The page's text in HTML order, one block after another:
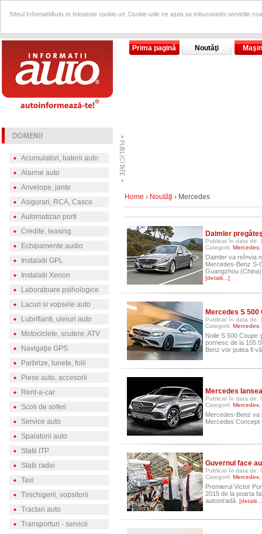
Siteul InformatiiAuto.ro foloseste cookie-uri. Cookie-urile ne ajuta sa imbunatatim serviciile
Prima pagină Noutăţi
Acumulatori, baterii auto
Alarme auto
Anvelope, jante
Asigurari, RCA, Casco
Automatizari porti
Credite, leasing
Echipamente audio
Instalatii GPL
Instalatii Xenon
Laboratoare psihologice
Lacuri si vopsele auto
Lubrifianti, uleiuri auto
Motociclete, scutere, ATV
Navigaţie GPS
Parbrize, lunete, folii
Piese auto, accesorii
Rent-a-car
Scoli de soferi
Service auto
Spalatorii auto
Statii ITP
Statii radio
Taxi
Tinichigerii, vopsitorii
Tractari auto
Transporturi - servicii
Home › Noutăţi › Mercedes
Daimler
Publicat în data de:
Categorii: Mercedes
Daimler va reînvia
Mercedes-Benz S-
Guangzhou
[detalii...]
Mercedes S 500
Publicat în data de:
Categorii: Mercedes
Noile S 500 Coupe
pornesc de la
Benz vor putea fi
Mercedes
Publicat în data de:
Categorii: Mercedes
Mercedes-Benz va
Mercedes Concept
Guvernul face
Publicat în data de:
Categorii: Mercedes
Premierul Victor
2015 de la poarta
autostradă.